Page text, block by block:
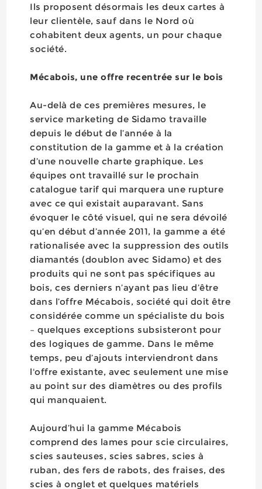
Ils proposent désormais les deux cartes à
leur clientèle, sauf dans le Nord où
cohabitent deux agents, un pour chaque
société.
Mécabois, une offre recentrée sur le bois
Au-delà de ces premières mesures, le
service marketing de Sidamo travaille
depuis le début de l’année à la
constitution de la gamme et à la création
d’une nouvelle charte graphique. Les
équipes ont travaillé sur le prochain
catalogue tarif qui marquera une rupture
avec ce qui existait auparavant. Sans
évoquer le côté visuel, qui ne sera dévoilé
qu’en début d’année 2011, la gamme a été
rationalisée avec la suppression des outils
diamantés (doublon avec Sidamo) et des
produits qui ne sont pas spécifiques au
bois, ces derniers n’ayant pas lieu d’être
dans l’offre Mécabois, société qui doit être
considérée comme un spécialiste du bois
– quelques exceptions subsisteront pour
des logiques de gamme. Dans le même
temps, peu d’ajouts interviendront dans
l'offre existante, avec seulement une mise
au point sur des diamètres ou des profils
qui manquaient.
Aujourd’hui la gamme Mécabois
comprend des lames pour scie circulaires,
scies sauteuses, scies sabres, scies à
ruban, des fers de rabots, des fraises, des
scies à onglet et quelques matériels